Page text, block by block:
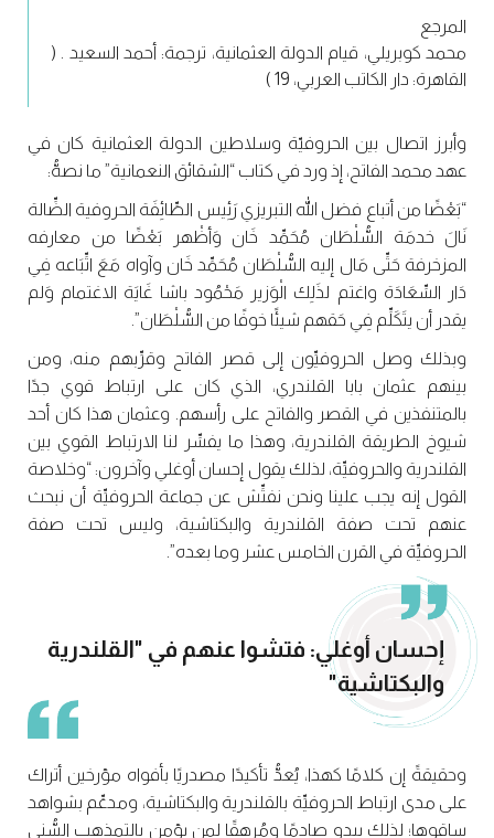
المرجع
محمد كوبريلي، قيام الدولة العثمانية، ترجمة: أحمد السعيد . (
القاهرة: دار الكاتب العربي، 19 )
وأبرز اتصال بين الحروفيّة وسلاطين الدولة العثمانية كان في
عهد محمد الفاتح، إذ ورد في كتاب “الشقائق النعمانية” ما نصهُّ:
“بَعْضًا من أتباع فضل الله التبريزي رَئِيس الطِّائِفَة الحروفية الضِّالة
نَالَ خدمَة السُّلْطَان مُحَمِّد خَان وَأظْهر بَعْضًا من معارفه
المزخرفة حَتِّى مَال إليه السُّلْطَان مُحَمِّد خَان وآواه مَعَ اتِّبَاعه فِي
دَار السِّعَادَة واغتم لذَلِك الْوَزير مَحْمُود باشا غَايَة الاغتمام وَلم
يقدر أن يتَكَلِّم فِي حَقهم شيئًا خوفًا من السُّلْطَان”.
وبذلك وصل الحروفيِّون إلى قصر الفاتح وقرِّبهم منه، ومن
بينهم عثمان بابا القلندري، الذي كان على ارتباط قوي جدًا
بالمتنفذين في القصر والفاتح على رأسهم. وعثمان هذا كان أحد
شيوخ الطريقة القلندرية، وهذا ما يفسِّر لنا الارتباط القوي بين
القلندرية والحروفيِّة، لذلك يقول إحسان أوغلي وآخرون: “وخلاصة
القول إنه يجب علينا ونحن نفتِّش عن جماعة الحروفيِّة أن نبحث
عنهم تحت صفة القلندرية والبكتاشية، وليس تحت صفة
الحروفيِّة في القرن الخامس عشر وما بعده”.
إحسان أوغلي: فتشوا عنهم في "القلندرية
والبكتاشية"
وحقيقةً إن كلامًا كهذا، يُعدُّ تأكيدًا مصدريًا بأفواه مؤرخين أتراك
على مدى ارتباط الحروفيِّة بالقلندرية والبكتاشية، ومدعِّم بشواهد
ساقوها؛ لذلك يبدو صادمًا ومُرهقًا لمن يؤمن بالتمذهب السُّني